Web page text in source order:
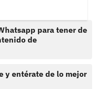
para tener de
de
y entérate de lo mejor